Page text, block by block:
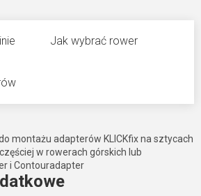
Jak wybrać rower
montażu adapterów KLICKfix na sztycach
w rowerach górskich lub
i Contouradapter